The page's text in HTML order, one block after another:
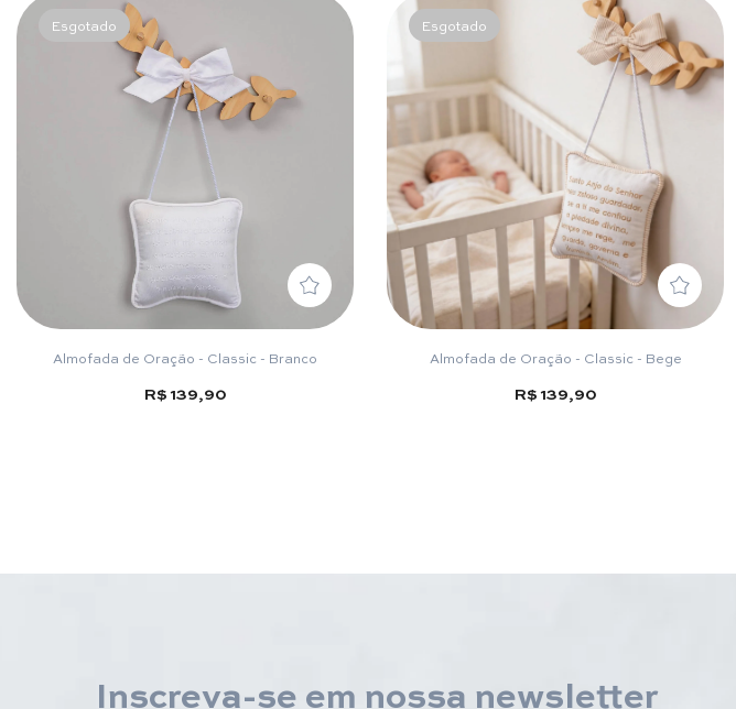
Esgotado
Almofada de Oração - Classic - Branco
R$ 139,90
Esgotado
Almofada de Oração - Classic - Bege
R$ 139,90
Inscreva-se em nossa newsletter